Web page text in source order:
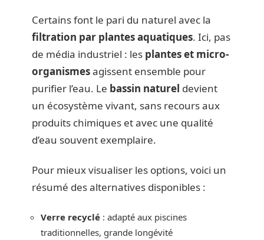
Certains font le pari du naturel avec la
filtration par plantes aquatiques. Ici, pas
de média industriel : les plantes et micro-
organismesagissent ensemble pour
purifier l’eau. Le bassin naturel devient
un écosystème vivant, sans recours aux
produits chimiques et avec une qualité
d’eau souvent exemplaire.
Pour mieux visualiser les options, voici un
résumé des alternatives disponibles :
Verre recyclé : adapté aux piscines
traditionnelles, grande longévité